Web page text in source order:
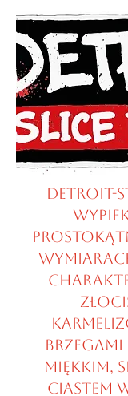
Detroit-
miękkim,
ciastem